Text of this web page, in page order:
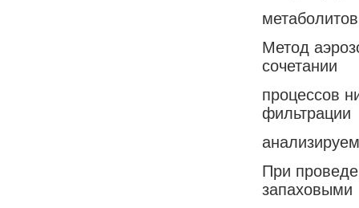
Метод
сочетании
процессов
фильтрации
При
запаховыми